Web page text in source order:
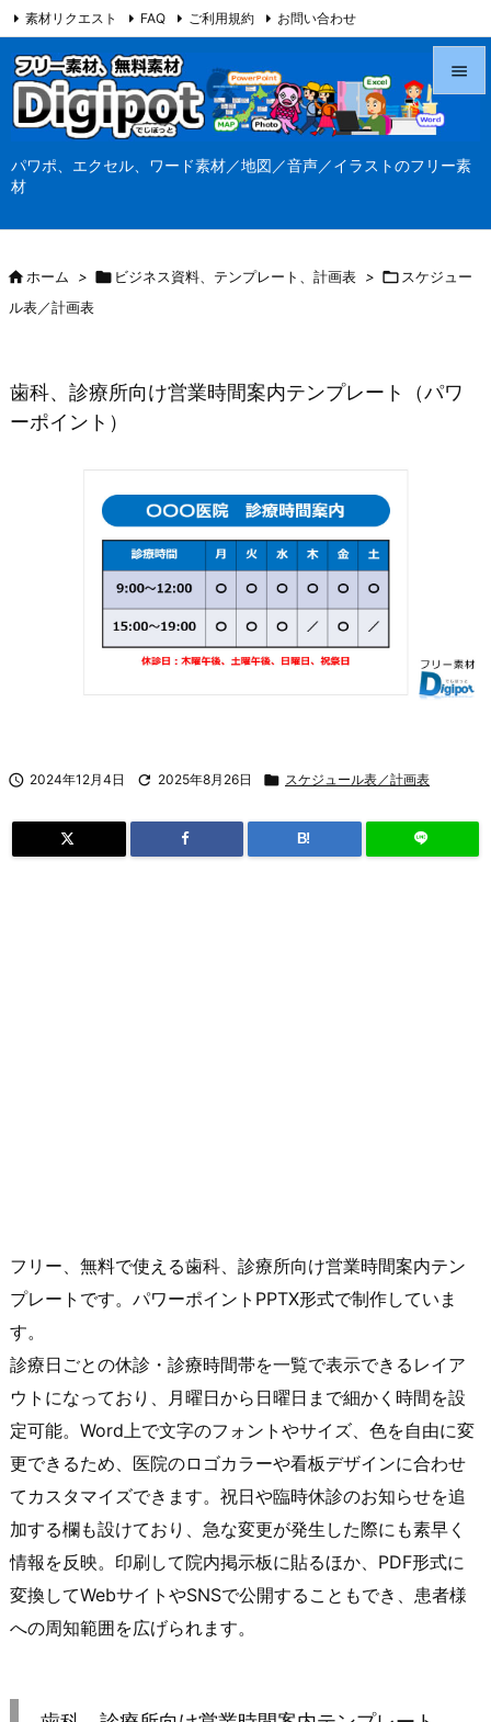
パワポ、エクセル、ワード素材／地図／音声／イラストのフリー素
材




素材リクエスト FAQ ご利用規約 お問い合わせ
当サイト（Digipot.net）について
ホーム >  ビジネス資料、テンプレート、計画表 >  スケジュー
ル表／計画表
歯科、診療所向け営業時間案内テンプレート（パワ
ーポイント）
 2024年12月4日  2025年8月26日  スケジュール表／計画表
B!
フリー、無料で使える歯科、診療所向け営業時間案内テン
プレートです。パワーポイントPPTX形式で制作していま
す。
診療日ごとの休診・診療時間帯を一覧で表示できるレイア
ウトになっており、月曜日から日曜日まで細かく時間を設
定可能。Word上で文字のフォントやサイズ、色を自由に変
更できるため、医院のロゴカラーや看板デザインに合わせ
てカスタマイズできます。祝日や臨時休診のお知らせを追
加する欄も設けており、急な変更が発生した際にも素早く
情報を反映。印刷して院内掲示板に貼るほか、PDF形式に
変換してWebサイトやSNSで公開することもでき、患者様
への周知範囲を広げられます。